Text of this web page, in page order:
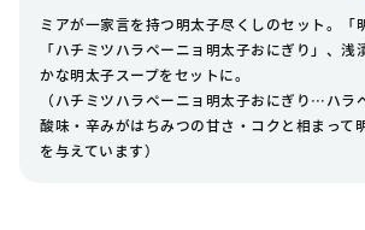
ミアが一家言を持つ明太子尽くしのセット。「
「ハチミツハラペーニョ明太子おにぎり」、浅
かな明太子スープをセットに。
（ハチミツハラペーニョ明太子おにぎり…ハラ
酸味・辛みがはちみつの甘さ・コクと相まって
を与えています）